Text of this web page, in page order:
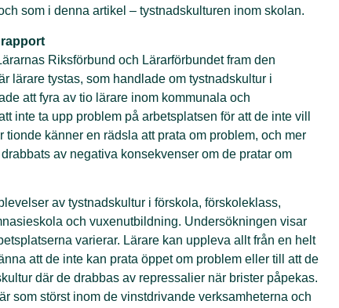
som i denna artikel – tystnadskulturen inom skolan.
Riksförbund och Lärarförbundet fram den
lärare tystas, som handlade om tystnadskultur i
att fyra av tio lärare inom kommunala och
inte ta upp problem på arbetsplatsen för att de inte vill
tionde känner en rädsla att prata om problem, och mer
av negativa konsekvenser om de pratar om
av tystnadskultur i förskola, förskoleklass,
och vuxenutbildning. Undersökningen visar
varierar. Lärare kan uppleva allt från en helt
att de inte kan prata öppet om problem eller till att de
där de drabbas av repressalier när brister påpekas.
som störst inom de vinstdrivande verksamheterna och